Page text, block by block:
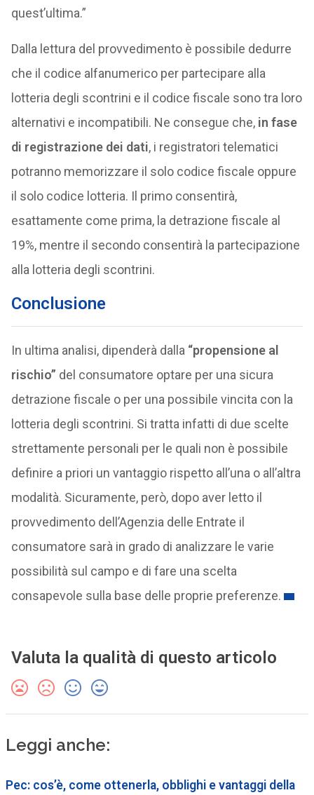
quest’ultima.”
Dalla lettura del provvedimento è possibile dedurre
che il codice alfanumerico per partecipare alla
lotteria degli scontrini e il codice fiscale sono tra loro
alternativi e incompatibili. Ne consegue che,in fase
di registrazione dei dati, i registratori telematici
potranno memorizzare il solo codice fiscale oppure
il solo codice lotteria. Il primo consentirà,
esattamente come prima, la detrazione fiscale al
19%, mentre il secondo consentirà la partecipazione
alla lotteria degli scontrini.
Conclusione
In ultima analisi, dipenderà dalla “propensione al
rischio” del consumatore optare per una sicura
detrazione fiscale o per una possibile vincita con la
lotteria degli scontrini. Si tratta infatti di due scelte
strettamente personali per le quali non è possibile
definire a priori un vantaggio rispetto all’una o all’altra
modalità. Sicuramente, però, dopo aver letto il
provvedimento dell’Agenzia delle Entrate il
consumatore sarà in grado di analizzare le varie
possibilità sul campo e di fare una scelta
consapevole sulla base delle proprie preferenze.
Valuta la qualità di questo articolo
Leggi anche:
Pec: cos’è, come ottenerla, obblighi e vantaggi della